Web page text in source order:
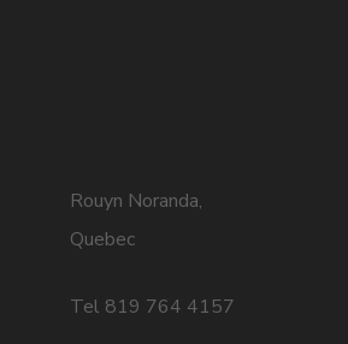
Rouyn Noranda,
Quebec
Tel 819 764 4157